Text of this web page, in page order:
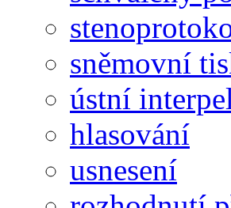
sněmovní
ústní
hlasování
usnesení